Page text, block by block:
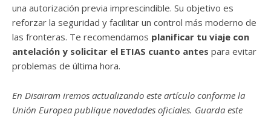
una autorización previa imprescindible. Su objetivo es
reforzar la seguridad y facilitar un control más moderno de
las fronteras. Te recomendamos planificar tu viaje con
antelación y solicitar el ETIAS cuanto antes para evitar
problemas de última hora.
En Disairam iremos actualizando este artículo conforme la
Unión Europea publique novedades oficiales. Guarda este